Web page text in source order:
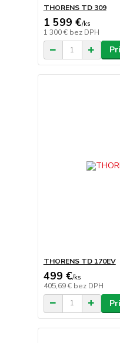
THORENS TD 309
1 599 €/ks
1 300 € bez DPH
THORENS TD 170EV
499 €/ks
405,69 € bez DPH